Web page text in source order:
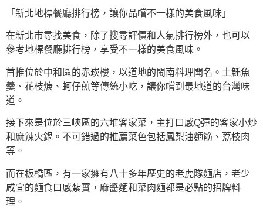
「新北地標餐廳排行榜，讓你品嚐不一樣的美食風味」
在新北市尋找美食，除了搜尋評價和人氣排行榜外，也可以
參考地標餐廳排行榜，享受不一樣的美食風味。
首推位於中和區的赤崁樓，以道地的閩南料理聞名。土魠魚
羹、花枝焿、蚵仔煎等傳統小吃，讓你嚐到最地道的台灣味
道。
接下來是位於三峽區的六堆客家菜，主打口感Q彈的客家小炒
和麻辣火鍋。不可錯過的推薦菜色包括鳳梨油麵筋、荔枝肉
等。
而在板橋區，有一家擁有八十多年歷史的老虎隊麵店，老少
咸宜的麵食口感紮實，麻醬麵和菜肉麵都是必點的招牌料
理。